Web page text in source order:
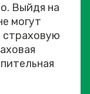
Выйдя на
могут
страховую